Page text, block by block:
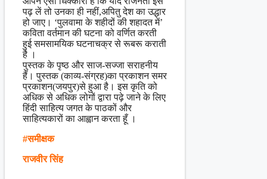
पढ़ लें तो उनका ही नहीं,अपितु देश का उद्धार
हो जाए। ‘पुलवामा के शहीदों की शहादत में’
कविता वर्तमान की घटना को वर्णित करती
हुई समसामयिक घटनाचक्र से रूबरू कराती
है ।
पुस्तक के पृष्ठ और साज-सज्जा सराहनीय
हैं। पुस्तक (काव्य-संग्रह)का प्रकाशन समर
प्रकाशन(जयपुर)से हुआ है। इस कृति को
अधिक से अधिक लोगों द्वारा पढ़े जाने के लिए
हिंदी साहित्य जगत के पाठकों और
साहित्यकारों का आह्वान करता हूँ ।
#समीक्षक
राजवीर सिंह